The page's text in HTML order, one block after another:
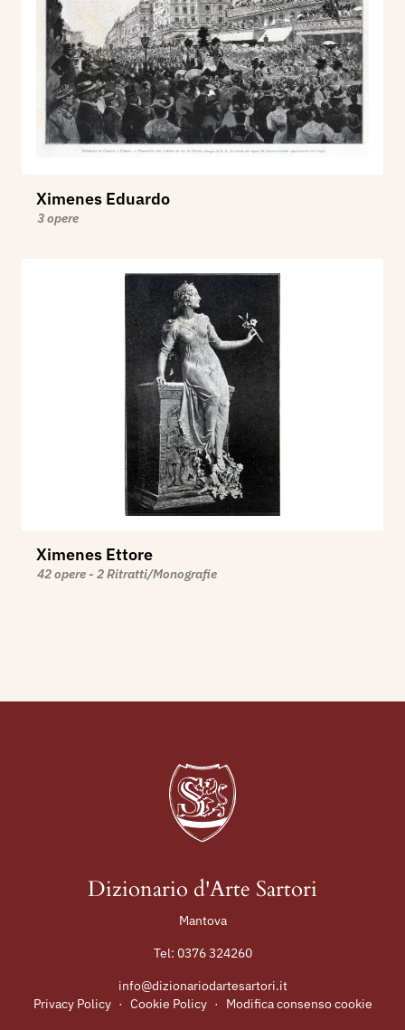
Ximenes Eduardo
3 opere
Ximenes Ettore
42 opere - 2 Ritratti/Monografie
Dizionario d'Arte Sartori
Mantova
Tel: 0376 324260
info@dizionariodartesartori.it
Privacy Policy · Cookie Policy · Modifica consenso cookie